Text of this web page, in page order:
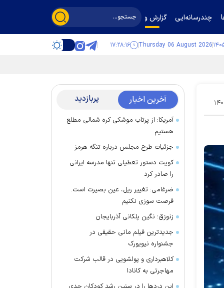
چندرسانه‌ایی گزارش و گفت‌وگو
Thursday 06 August 2026 ۱۷:۲۸:۱۷
۰۳ آخرین اخبار پربازدید
آمریکا: از پرتاب موشکی کره شمالی مطلع
هستیم
جزئیات طرح مجلس درباره تنگه هرمز
کویت دستور تعطیلی تنها مدرسه ایرانی
را صادر کرد
ضرغامی: تغییر ریل، عین بصیرت است.
فرصت سوزی نکنیم
زنوزق؛ نگین پلکانی آذربایجان
جدیدترین فیلم مانی حقیقی در
جشنواره نیویورک
کلاهبرداری و پولشویی در قالب شرکت
مهاجرتی به کانادا